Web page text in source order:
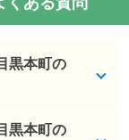
黒本町の
方の口コミ
黒本町の